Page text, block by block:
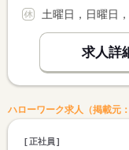
土曜日，日曜日
求人詳
ハローワーク求人（掲載元
正社員